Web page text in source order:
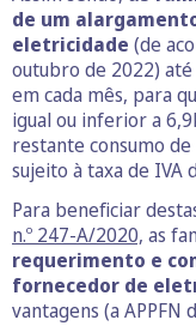
de um
eletricidade (de
outubro de 2022)
em cada mês, para
igual ou inferior a
restante consumo
sujeito à taxa de IVA
Para beneficiar
n.º 247-A/2020, as
requerimento e
fornecedor de
vantagens (a APPFN